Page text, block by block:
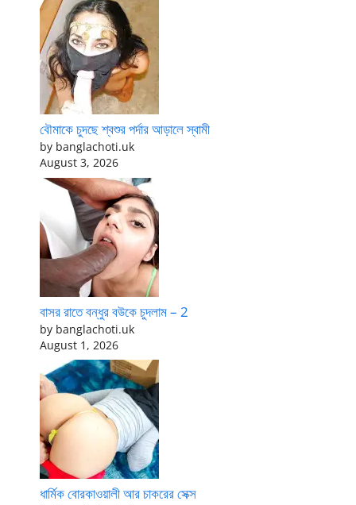
বৌমাকে চুদছে শ্বশুর পর্দার আড়ালে স্বামী
by banglachoti.uk
August 3, 2026
বাসর রাতে বন্ধুর বউকে চুদলাম – 2
by banglachoti.uk
August 1, 2026
ধার্মিক বোরকাওয়ালী আর চাকরের সেক্স